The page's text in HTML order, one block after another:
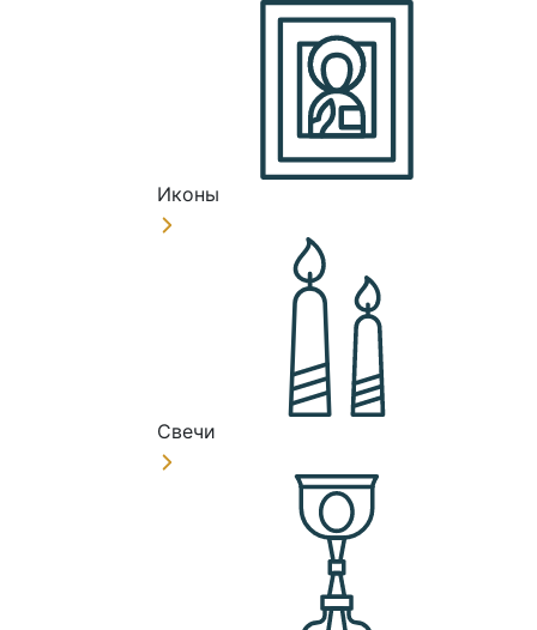
Иконы
Свечи